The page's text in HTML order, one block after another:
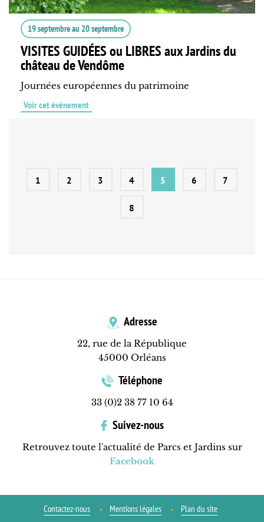
19 septembreau 20 septembre
VISITES GUIDÉES ou LIBRES aux Jardins du
château de Vendôme
Journées européennes du patrimoine
Voir cet événement
1 2 3 4 5 6 7
8
Adresse
22, rue de la République
45000 Orléans
Téléphone
33 (0)2 38 77 10 64
Suivez-nous
Retrouvez toute l'actualité de Parcs et Jardins sur
Facebook
Contactez-nous Mentions légales Plan du site